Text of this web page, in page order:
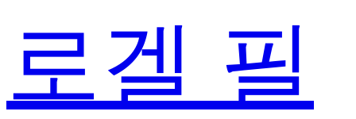
로겔 필